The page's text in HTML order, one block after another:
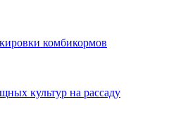
комбикормов
культур на рассаду